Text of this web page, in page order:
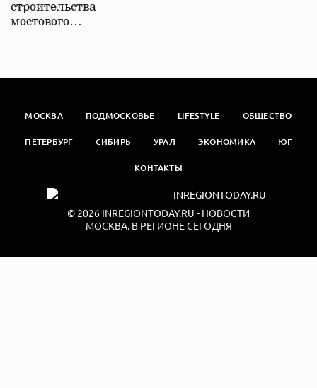
строительства
мостового…
МОСКВА ПОДМОСКОВЬЕ LIFESTYLE ОБЩЕСТВО
ПЕТЕРБУРГ СИБИРЬ УРАЛ ЭКОНОМИКА ЮГ
КОНТАКТЫ
© 2026 INREGIONTODAY.RU - НОВОСТИ
МОСКВА. В РЕГИОНЕ СЕГОДНЯ